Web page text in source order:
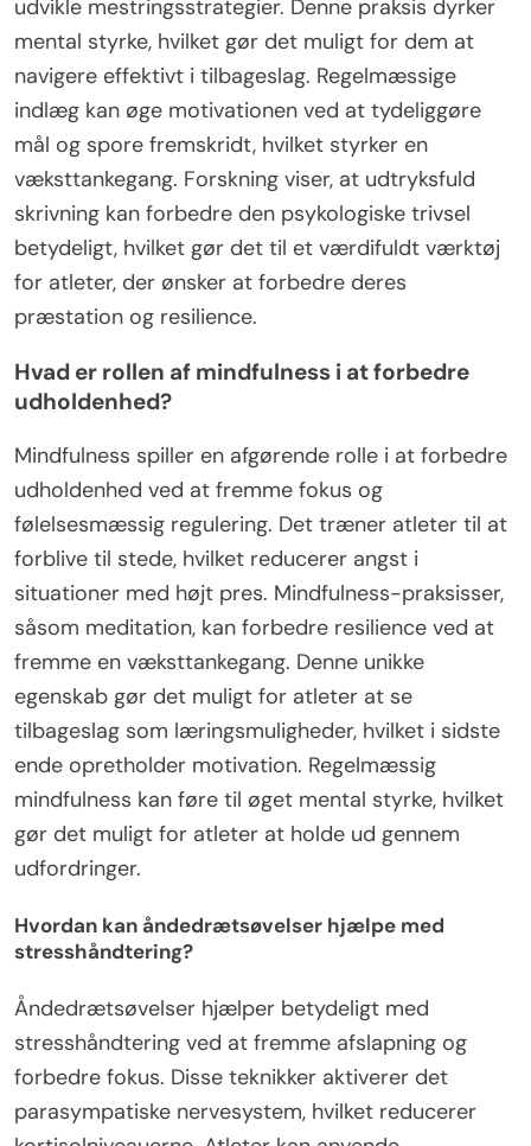
udvikle mestringsstrategier. Denne praksis dyrker
mental styrke, hvilket gør det muligt for dem at
navigere effektivt i tilbageslag. Regelmæssige
indlæg kan øge motivationen ved at tydeliggøre
mål og spore fremskridt, hvilket styrker en
væksttankegang. Forskning viser, at udtryksfuld
skrivning kan forbedre den psykologiske trivsel
betydeligt, hvilket gør det til et værdifuldt værktøj
for atleter, der ønsker at forbedre deres
præstation og resilience.
Hvad er rollen af mindfulness i at forbedre
udholdenhed?
Mindfulness spiller en afgørende rolle i at forbedre
udholdenhed ved at fremme fokus og
følelsesmæssig regulering. Det træner atleter til at
forblive til stede, hvilket reducerer angst i
situationer med højt pres. Mindfulness-praksisser,
såsom meditation, kan forbedre resilience ved at
fremme en væksttankegang. Denne unikke
egenskab gør det muligt for atleter at se
tilbageslag som læringsmuligheder, hvilket i sidste
ende opretholder motivation. Regelmæssig
mindfulness kan føre til øget mental styrke, hvilket
gør det muligt for atleter at holde ud gennem
udfordringer.
Hvordan kan åndedrætsøvelser hjælpe med
stresshåndtering?
Åndedrætsøvelser hjælper betydeligt med
stresshåndtering ved at fremme afslapning og
forbedre fokus. Disse teknikker aktiverer det
parasympatiske nervesystem, hvilket reducerer